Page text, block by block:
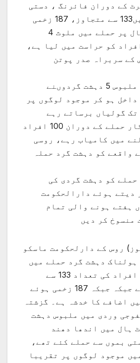
کے دوران فائرنگ ، دستی
ماسکو کنسرٹ ہال پر حملے میں ملوث 4
سمیت 11افراد کو حراست میں لیا ہے،
کے سربراہ صدر پوتن
فوجی وردی میں ملبوس 5 دہشت گردوںنے
ہو کر موجود لوگوں پر
سیکیورٹی اہلکار حملے کے دوران 100 افراد
میں کامیاب رہے، روسی
واقعے کو دہشت گرد حملہ
حملے کو دہشت گردی کی
دیتے ہوئے دارالحکومت
ہفتے ہونے والی تمام
منسوخ کر دیں
روس کے دارلحکومت ماسکو
ہولناک دہشت گرد حملے میں
ہلاک ہونے والے افراد کی تعداد 133 سے
تجاوز کرگئی ہے جبکہ جبکہ 187 زخمی ہوئے
اضافے کا خدشہ ہے۔ گزشتہ
وردی میں ملبوس دہشت
ہال میں اندھا دھند
بموں سے حملے کئے تھے،
موجود لوگوں پر تقریبا